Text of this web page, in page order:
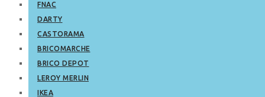
FNAC
DARTY
CASTORAMA
BRICOMARCHE
BRICO DEPOT
LEROY MERLIN
IKEA